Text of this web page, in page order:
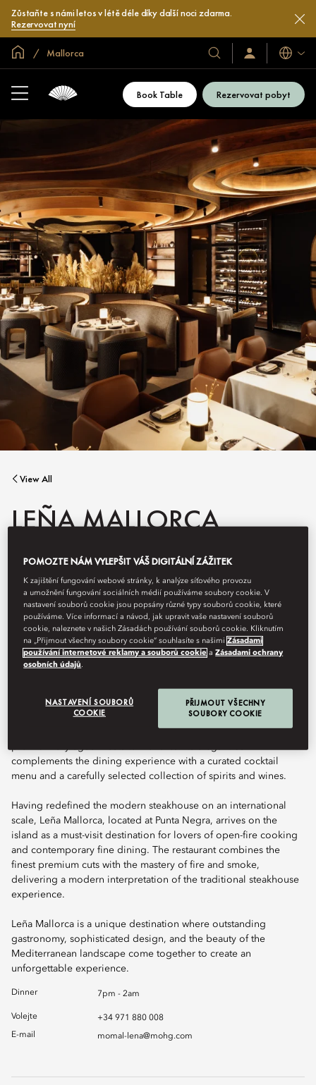
Zůstaňte s námi letos v létě déle díky další noci zdarma.
Rezervovat nyní
Domovská stránka
Mallorca
Naše
hotely
a
resorty
Přihlaste
se
se
Jazyky
Book Table Rezervovat pobyt
View All
LEÑA MALLORCA
Leña features open-fire cooking and a striking display of dry
aged meats. The elegant bar serves curated aperitifs and small
plates, while signature dishes show true finesse.
Book Table
Leña, Dani García’s groundbreaking steakhouse concept, brings
complements the dining experience with a curated cocktail
menu and a carefully selected collection of spirits and wines.
Having redefined the modern steakhouse on an international
scale, Leña Mallorca, located at Punta Negra, arrives on the
island as a must-visit destination for lovers of open-fire cooking
and contemporary fine dining. The restaurant combines the
finest premium cuts with the mastery of fire and smoke,
delivering a modern interpretation of the traditional steakhouse
experience.
Leña Mallorca is a unique destination where outstanding
gastronomy, sophisticated design, and the beauty of the
Mediterranean landscape come together to create an
unforgettable experience.
Dinner 7pm - 2am
Volejte
+34 971 880 008
E-mail
momal-lena@mohg.com
POMOZTE NÁM VYLEPŠIT VÁŠ DIGITÁLNÍ ZÁŽITEK
K zajištění fungování webové stránky, k analýze síťového provozu
a umožnění fungování sociálních médií používáme soubory cookie. V
nastavení souborů cookie jsou popsány různé typy souborů cookie, které
používáme. Více informací a návod, jak upravit vaše nastavení souborů
cookie, naleznete v našich Zásadách používání souborů cookie. Kliknutím
na „Přijmout všechny soubory cookie“ souhlasíte s našimiZásadami
používání internetové reklamy a souborů cookie aZásadami ochrany
osobních údajů.
NASTAVENÍ SOUBORŮ
COOKIE
PŘIJMOUT VŠECHNY
SOUBORY COOKIE